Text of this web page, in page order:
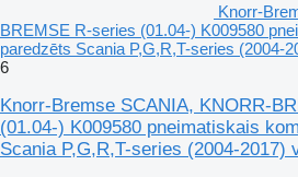
Knorr-
BREMSE R-series (01.04-) K009580
paredzēts Scania P,G,R,T-series (2004-
6
Knorr-Bremse SCANIA, KNORR-
(01.04-) K009580 pneimatiskais
Scania P,G,R,T-series (2004-2017)